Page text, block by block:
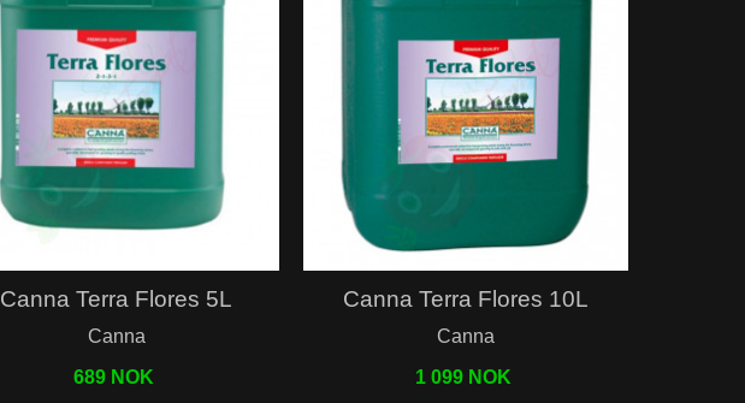
Hurtigvisning
Canna Terra Flores 5L
Canna
689 NOK
Hurtigvisning
Canna Terra Flores 10L
Canna
1 099 NOK